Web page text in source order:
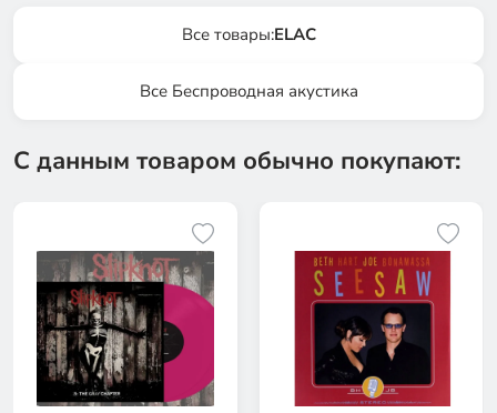
Все товары:ELAC
Все Беспроводная акустика
С данным товаром обычно покупают: